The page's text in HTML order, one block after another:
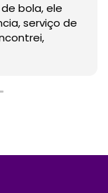
bola, ele
serviço de